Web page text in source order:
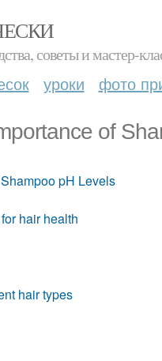
советы и мастер-
уроки фото
of
pH Levels
hair health
hair types